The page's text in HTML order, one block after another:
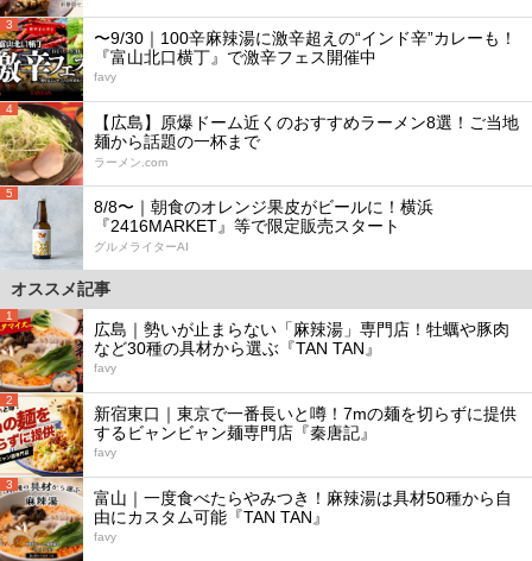
3
〜9/30｜100辛麻辣湯に激辛超えの“インド辛”カレーも！
『富山北口横丁』で激辛フェス開催中
favy
4
【広島】原爆ドーム近くのおすすめラーメン8選！ご当地
麺から話題の一杯まで
ラーメン.com
5
8/8〜｜朝食のオレンジ果皮がビールに！横浜
『2416MARKET』等で限定販売スタート
グルメライターAI
オススメ記事
1
広島｜勢いが止まらない「麻辣湯」専門店！牡蠣や豚肉
など30種の具材から選ぶ『TAN TAN』
favy
2
新宿東口｜東京で一番長いと噂！7mの麺を切らずに提供
するビャンビャン麺専門店『秦唐記』
favy
3
富山｜一度食べたらやみつき！麻辣湯は具材50種から自
由にカスタム可能『TAN TAN』
favy